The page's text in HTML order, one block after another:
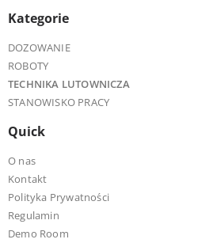
Kategorie
DOZOWANIE
ROBOTY
TECHNIKA LUTOWNICZA
STANOWISKO PRACY
Quick
O nas
Kontakt
Polityka Prywatności
Regulamin
Demo Room